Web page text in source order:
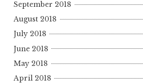
September 2018
August 2018
July 2018
June 2018
May 2018
April 2018